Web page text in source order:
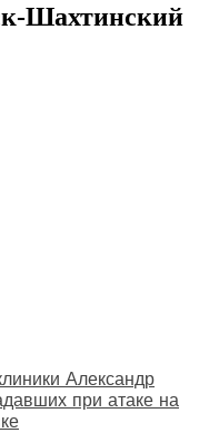
Шахтинский
Александр
при атаке на